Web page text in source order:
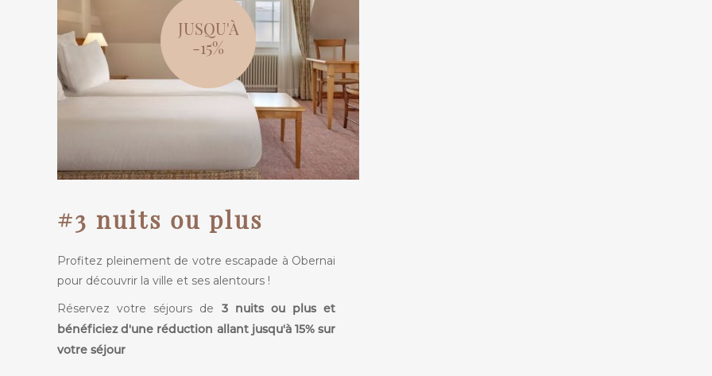
JUSQU'À
-15%
#3 nuits ou plus
Profitez pleinement de votre escapade à Obernai
pour découvrir la ville et ses alentours !
Réservez votre séjours de
3 nuits ou plus et
bénéficiez d'une réduction allant jusqu'à 15% sur
votre séjour